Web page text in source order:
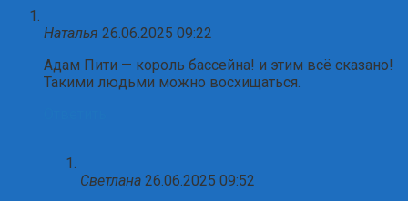
Наталья 26.06.2025 09:22
Адам Пити — король бассейна! и этим всё сказано!
Такими людьми можно восхищаться.
Светлана 26.06.2025 09:52